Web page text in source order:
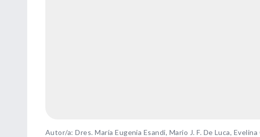
Autor/a: Dres. María Eugenia Esandi, Mario J. F. De Luca,